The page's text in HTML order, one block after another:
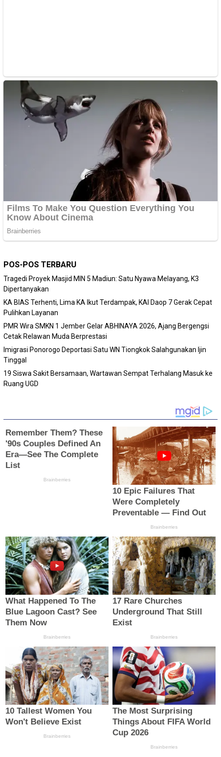
POS-POS TERBARU
Tragedi Proyek Masjid MIN 5 Madiun: Satu Nyawa Melayang, K3
Dipertanyakan
KA BIAS Terhenti, Lima KA Ikut Terdampak, KAI Daop 7 Gerak Cepat
Pulihkan Layanan
PMR Wira SMKN 1 Jember Gelar ABHINAYA 2026, Ajang Bergengsi
Cetak Relawan Muda Berprestasi
Imigrasi Ponorogo Deportasi Satu WN Tiongkok Salahgunakan Ijin
Tinggal
19 Siswa Sakit Bersamaan, Wartawan Sempat Terhalang Masuk ke
Ruang UGD